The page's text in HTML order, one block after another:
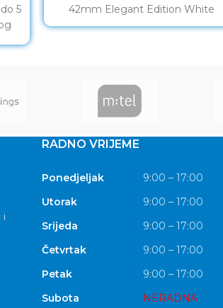
5
42mm Elegant Edition White
i
RADNO VRIJEME
Ponedjeljak
9:00 – 17:00
Utorak
9:00 – 17:00
Srijeda
9:00 – 17:00
Četvrtak
9:00 – 17:00
Petak
9:00 – 17:00
Subota
NERADNA